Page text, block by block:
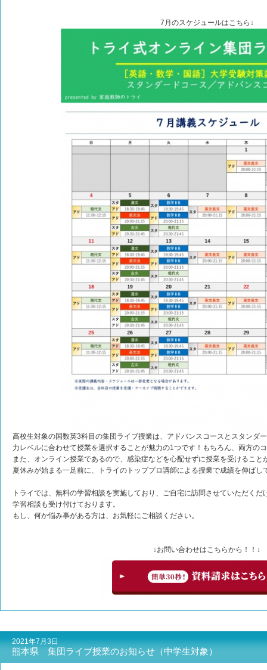
7月のスケジュールはこちら↓
高校生対象の国数英3科目の集団ライブ授業は、アドバンスコースとスタンダ
力レベルに合わせて授業を選択することが魅力の1つです！もちろん、両方の
また、オンライン授業であるので、感染症などを心配せずに授業を受けること
夏休みが始まる一足前に、トライのトッププロ講師による授業で成績を伸ばし
トライでは、無料の学習相談を実施しており、ご自宅に訪問させていただく
学習相談も受け付けております。
もし、何か悩み事がある方は、お気軽にご相談ください。
↓お問い合わせはこちらから！！↓
2021年7月3日
熊本県 集団ライブ授業のお知らせ（中学生対象）